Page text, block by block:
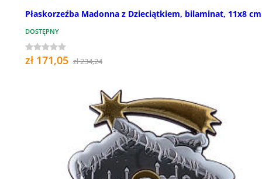
Płaskorzeźba Madonna z Dzieciątkiem, bilaminat, 11x8 cm
DOSTĘPNY
zł 171,05 zł 234,24